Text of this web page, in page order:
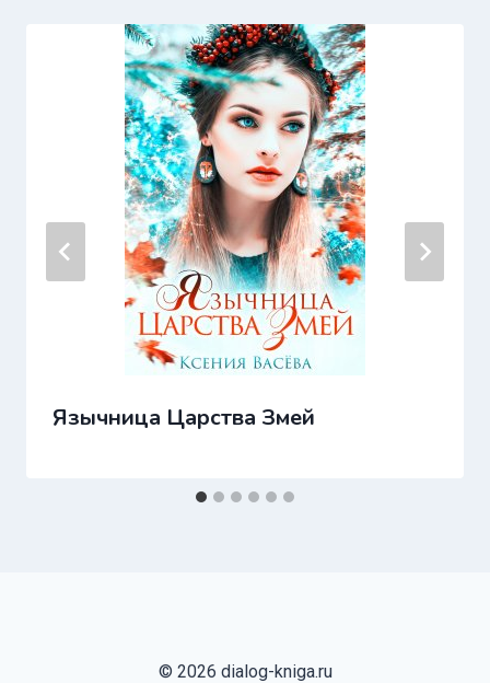
Язычница Царства Змей
© 2026 dialog-kniga.ru